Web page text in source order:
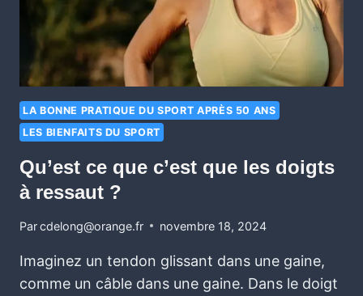
LA BONNE PRATIQUE DU SPORT APRÈS 50 ANS
LES BIENFAITS DU SPORT
Qu’est ce que c’est que les doigts
à ressaut ?
Parcdelong@orange.fr novembre 18, 2024
Imaginez un tendon glissant dans une gaine,
comme un câble dans une gaine. Dans le doigt